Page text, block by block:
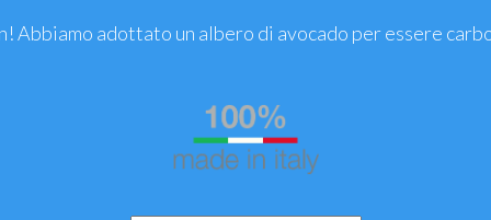
Abbiamo adottato un albero di avocado per essere